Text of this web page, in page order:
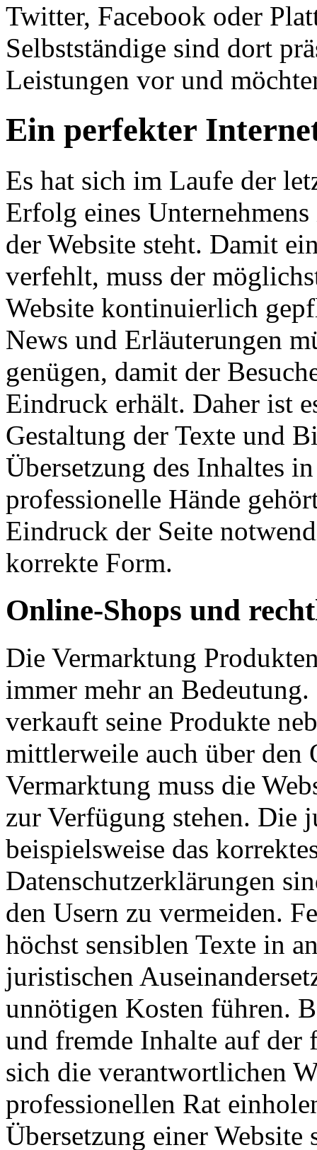
Twitter, Facebook oder
Selbstständige sind dort
Leistungen vor und
Ein perfekter
Es hat sich im Laufe der
Erfolg eines
der Website steht. Damit
verfehlt, muss der
Website kontinuierlich
News und Erläuterungen
genügen, damit der
Eindruck erhält. Daher ist
Gestaltung der Texte und
Übersetzung des Inhaltes
professionelle Hände
Eindruck der Seite
korrekte Form.
Online-Shops und
Die Vermarktung
immer mehr an
verkauft seine Produkte
mittlerweile auch über
Vermarktung muss die
zur Verfügung stehen. Die
beispielsweise das
Datenschutzerklärungen
den Usern zu vermeiden.
höchst sensiblen Texte in
juristischen
unnötigen Kosten führen.
und fremde Inhalte auf der
sich die verantwortlichen
professionellen Rat
Übersetzung einer